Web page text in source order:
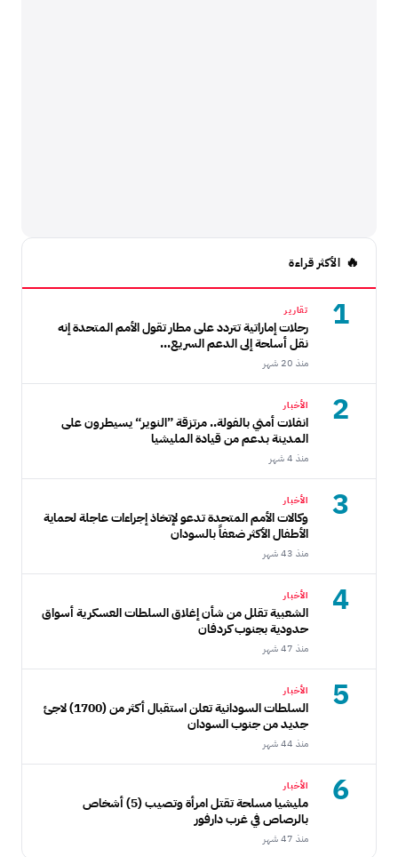
الأكثر قراءة
1 تقارير
رحلات إماراتية تتردد على مطار تقول الأمم المتحدة إنه
نقل أسلحة إلى الدعم السريع...
منذ 20 شهر
2 الأخبار
انفلات أمني بالفولة.. مرتزقة ”النوير“ يسيطرون على
المدينة بدعم من قيادة المليشيا
منذ 4 شهر
3 الأخبار
وكالات الأمم المتحدة تدعو لإتخاذ إجراءات عاجلة لحماية
الأطفال الأكثر ضعفاً بالسودان
منذ 43 شهر
4 الأخبار
الشعبية تقلل من شأن إغلاق السلطات العسكرية أسواق
حدودية بجنوب كردفان
منذ 47 شهر
5 الأخبار
السلطات السودانية تعلن استقبال أكثر من (1700) لاجئ
جديد من جنوب السودان
منذ 44 شهر
6 الأخبار
مليشيا مسلحة تقتل امرأة وتصيب (5) أشخاص
بالرصاص في غرب دارفور
منذ 47 شهر